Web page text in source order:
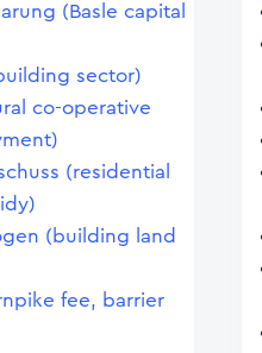
(Basle capital
sector)
co-operative
(residential
(building land
fee, barrier